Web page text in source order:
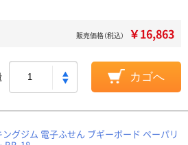
販売価格（税込） ￥16,863
カゴへ
ングジム 電子ふせん ブギーボード ペーパリ